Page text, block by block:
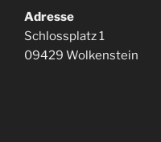
Adresse
Schlossplatz 1
09429 Wolkenstein